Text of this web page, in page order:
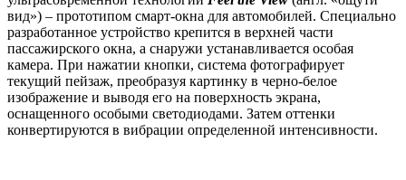
вид») – прототипом смарт-окна для автомобилей. Специально
разработанное устройство крепится в верхней части
пассажирского окна, а снаружи устанавливается особая
камера. При нажатии кнопки, система фотографирует
текущий пейзаж, преобразуя картинку в черно-белое
изображение и выводя его на поверхность экрана,
оснащенного особыми светодиодами. Затем оттенки
конвертируются в вибрации определенной интенсивности.